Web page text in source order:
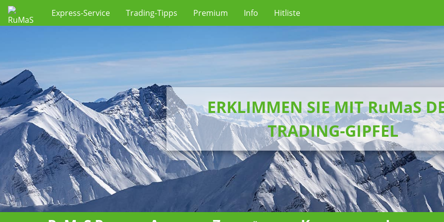
Express-Service Trading-Tipps Premium Info Hitliste
ERKLIMMEN SIE MIT RuMaS
TRADING-GIPFEL